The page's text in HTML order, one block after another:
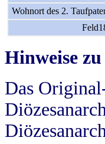
Wohnort des 2.
Hinweise
Das